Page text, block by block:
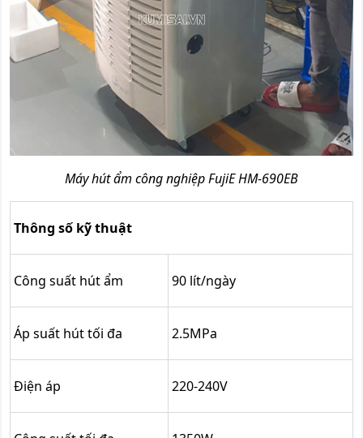
Máy hút ẩm công nghiệp FujiE HM-690EB
Thông số kỹ thuật
Công suất hút ẩm 90 lít/ngày
Áp suất hút tối đa 2.5MPa
Điện áp 220-240V